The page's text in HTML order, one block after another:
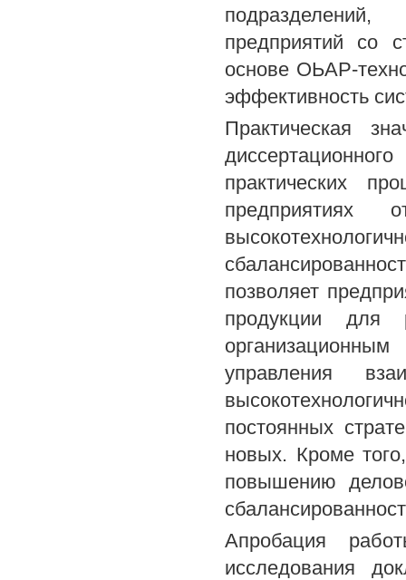
предприятий со
основе ОЬАР-
эффективность
Практическая
практических
предприятиях
позволяет
продукции для
управления
постоянных
новых. Кроме
повышению
Апробация
исследования